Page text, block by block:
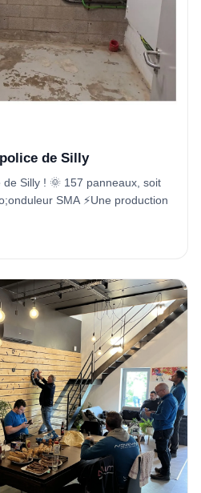
de Silly
Silly ! 🌞 157 panneaux, soit
SMA ⚡️Une production